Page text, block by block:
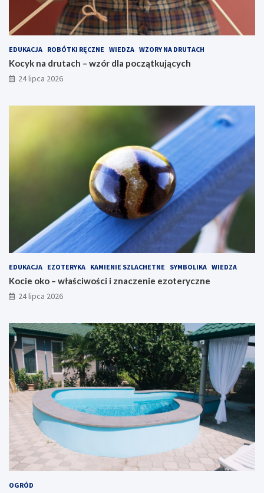
EDUKACJA ROBÓTKI RĘCZNE WIEDZA WZORY NA DRUTACH
Kocyk na drutach – wzór dla początkujących
24 lipca 2026
EDUKACJA EZOTERYKA KAMIENIE SZLACHETNE SYMBOLIKA WIEDZA
Kocie oko – właściwości i znaczenie ezoteryczne
24 lipca 2026
OGRÓD